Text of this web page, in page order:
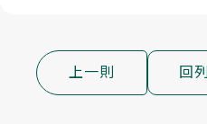
上一則 回